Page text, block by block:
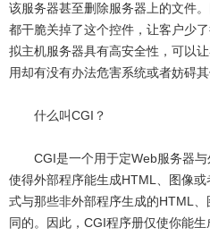
该服务器甚至删除服务器上的文件
都干脆关掉了这个控件，让客户少
拟主机服务器具有高安全性，可以
用却有没有办法危害系统或者妨碍
什么叫CGI？
CGI是一个用于定Web服务器与
使得外部程序能生成HTML、图像
式与那些非外部程序生成的HTML
同的。因此，CGI程序册仅使你能